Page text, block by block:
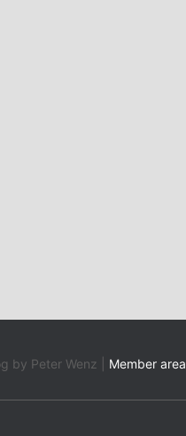
by Peter Wenz | Member area